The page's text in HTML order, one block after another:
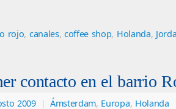
rojo, canales, coffee shop, Holanda,
contacto en el barrio
2009 Ámsterdam, Europa, Holanda